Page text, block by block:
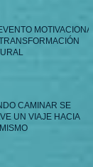
MOTIVACIONAL
CAMINAR SE
UN VIAJE HACIA